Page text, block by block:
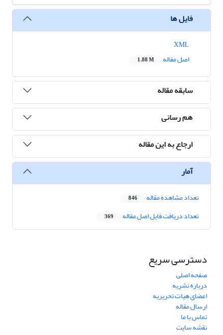
فایل ها
اصل مقاله
1.88 M
سابقه مقاله
هم رسانی
ارجاع به این مقاله
آمار
تعداد مشاهده مقاله 846
تعداد دریافت فایل اصل مقاله 369
دسترسی سریع
صفحه اصلی
درباره نشریه
اعضای هیات تحریریه
ارسال مقاله
تماس با ما
نقشه سایت